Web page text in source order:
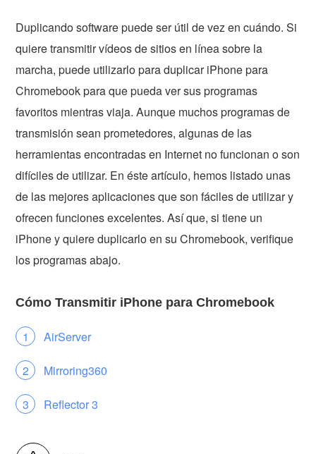
Duplicando software puede ser útil de vez en cuándo. Si
quiere transmitir vídeos de sitios en línea sobre la
marcha, puede utilizarlo para duplicar iPhone para
Chromebook para que pueda ver sus programas
favoritos mientras viaja. Aunque muchos programas de
transmisión sean prometedores, algunas de las
herramientas encontradas en Internet no funcionan o son
difíciles de utilizar. En éste artículo, hemos listado unas
de las mejores aplicaciones que son fáciles de utilizar y
ofrecen funciones excelentes. Así que, si tiene un
iPhone y quiere duplicarlo en su Chromebook, verifique
los programas abajo.
Cómo Transmitir iPhone para Chromebook
AirServer
Mirroring360
Reflector 3